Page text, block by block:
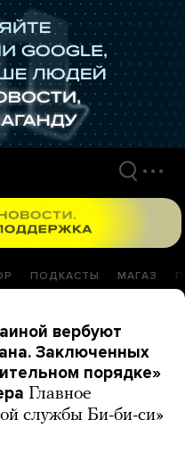
ПОДКАСТЫ МАГАЗ
вербуют
Заключенных
порядке»
Главное
службы Би-би-си»